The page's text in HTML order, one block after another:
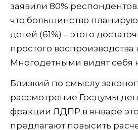
заявили 80%
что большинство
детей (61%) – этого
простого воспроизводства
Многодетными видят себя
Близкий по смыслу
рассмотрение Госдумы
фракции ЛДПР в январе
предлагают повысить